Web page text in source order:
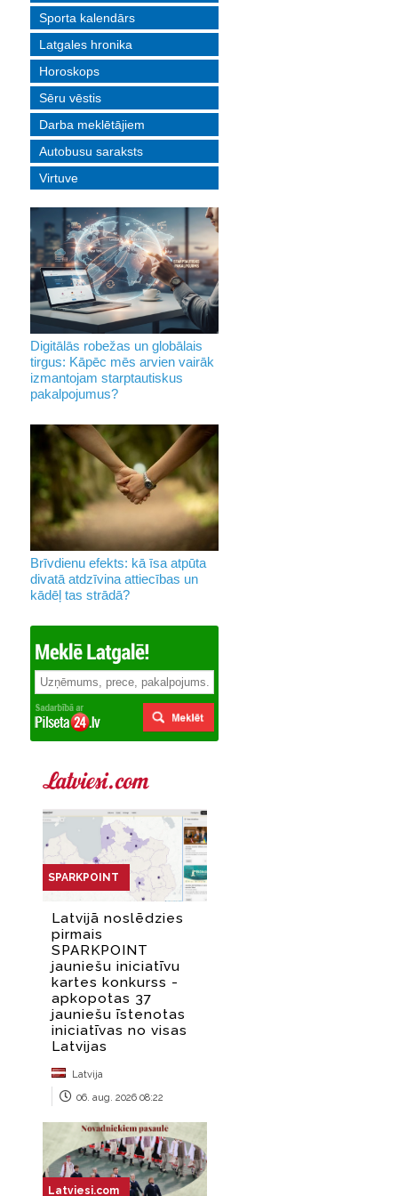
Sporta kalendārs
Latgales hronika
Horoskops
Sēru vēstis
Darba meklētājiem
Autobusu saraksts
Virtuve
Digitālās robežas un globālais
tirgus: Kāpēc mēs arvien vairāk
izmantojam starptautiskus
pakalpojumus?
Brīvdienu efekts: kā īsa atpūta
divatā atdzīvina attiecības un
kādēļ tas strādā?